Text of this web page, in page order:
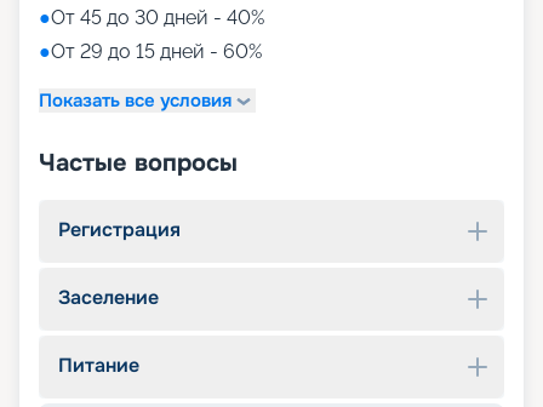
●От 45 до 30 дней - 40%
●От 29 до 15 дней - 60%
Показать все условия
Частые вопросы
Регистрация
Заселение
Питание